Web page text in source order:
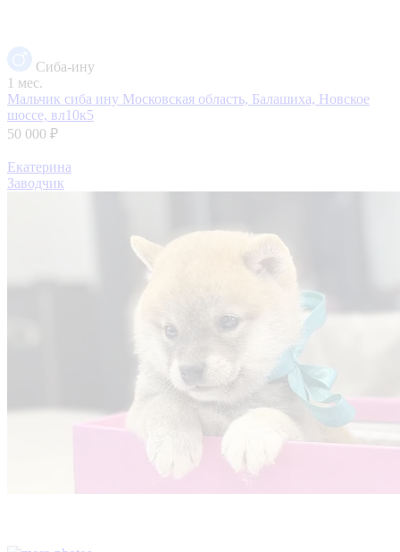
Сиба-ину
1 мес.
Мальчик сиба ину Московская область, Балашиха, Новское
шоссе, вл10к5
50 000 ₽
Екатерина
Заводчик